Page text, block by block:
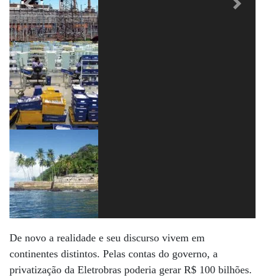
Previous Next
De novo a realidade e seu discurso vivem em
continentes distintos. Pelas contas do governo, a
privatização da Eletrobras poderia gerar R$ 100 bilhões.